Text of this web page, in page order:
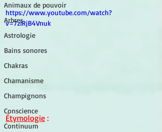
Animaux de pouvoir
Arbres
Astrologie
Bains sonores
Chakras
Chamanisme
Champignons
Conscience
Continuum
https://www.youtube.com/watch?
v=7zlRjB4Vnuk
Étymologie :